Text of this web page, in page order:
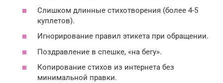
Слишком длинные стихотворения (более 4-5
куплетов).
Игнорирование правил этикета при обращении.
Поздравление в спешке, «на бегу».
Копирование стихов из интернета без
минимальной правки.